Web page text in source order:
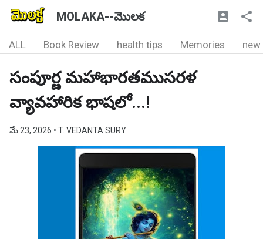
MOLAKA--మొలక
ALL Book Review health tips Memories new
సంపూర్ణ మహాభారతముసరళ
వ్యావహారిక భాషలో...!
మే 23, 2026 • T. VEDANTA SURY